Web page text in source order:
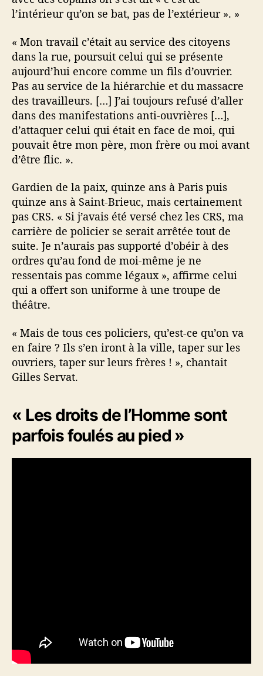
l’intérieur qu’on se bat, pas de l’extérieur ». »
« Mon travail c’était au service des citoyens
dans la rue, poursuit celui qui se présente
aujourd’hui encore comme un fils d’ouvrier.
Pas au service de la hiérarchie et du massacre
des travailleurs. […] J’ai toujours refusé d’aller
dans des manifestations anti-ouvrières […],
d’attaquer celui qui était en face de moi, qui
pouvait être mon père, mon frère ou moi avant
d’être flic. ».
Gardien de la paix, quinze ans à Paris puis
quinze ans à Saint-Brieuc, mais certainement
pas CRS. « Si j’avais été versé chez les CRS, ma
carrière de policier se serait arrêtée tout de
suite. Je n’aurais pas supporté d’obéir à des
ordres qu’au fond de moi-même je ne
ressentais pas comme légaux », affirme celui
qui a offert son uniforme à une troupe de
théâtre.
« Mais de tous ces policiers, qu’est-ce qu’on va
en faire ? Ils s’en iront à la ville, taper sur les
ouvriers, taper sur leurs frères ! », chantait
Gilles Servat.
« Les droits de l’Homme sont
parfois foulés au pied »